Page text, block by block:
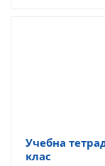
Учебна
клас